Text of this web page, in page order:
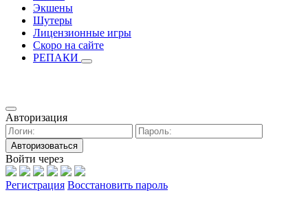
Экшены
Шутеры
Лицензионные игры
Скоро на сайте
РЕПАКИ
Авторизация
Авторизоваться
Войти через
Регистрация Восстановить пароль